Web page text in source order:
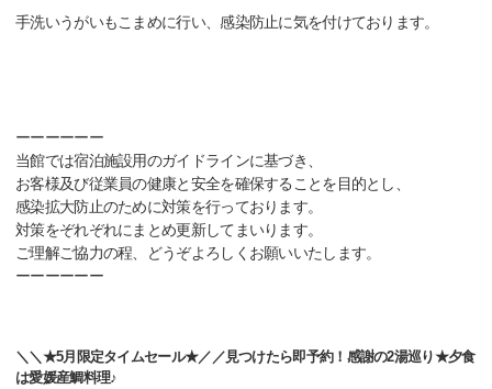
手洗いうがいもこまめに行い、感染防止に気を付けております。
ーーーーーー
当館では宿泊施設用のガイドラインに基づき、
お客様及び従業員の健康と安全を確保することを目的とし、
感染拡大防止のために対策を行っております。
対策をぞれぞれにまとめ更新してまいります。
ご理解ご協力の程、どうぞよろしくお願いいたします。
ーーーーーー
＼＼★5月限定タイムセール★／／見つけたら即予約！感謝の2湯巡り★夕食
は愛媛産鯛料理♪